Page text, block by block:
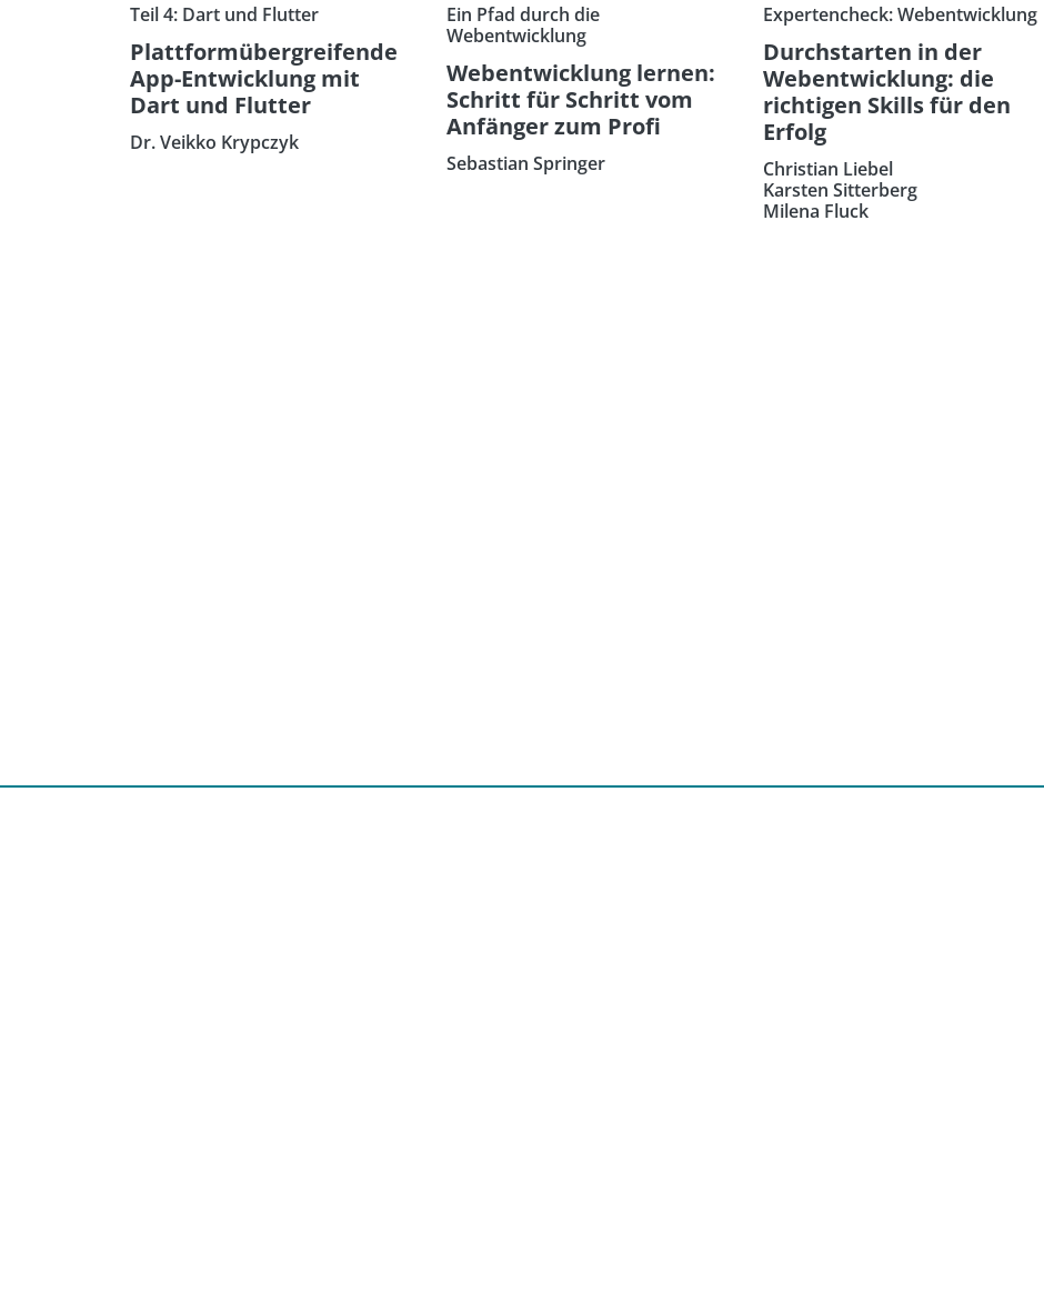
Teil 4: Dart und Flutter
Plattformübergreifende
App-Entwicklung mit
Dart und Flutter
Dr. Veikko Krypczyk
Ein Pfad durch die
Webentwicklung
Webentwicklung lernen:
Schritt für Schritt vom
Anfänger zum Profi
Sebastian Springer
Expertencheck: Webentwicklung
Durchstarten in der
Webentwicklung: die
richtigen Skills für den
Erfolg
Christian Liebel
Karsten Sitterberg
Milena Fluck